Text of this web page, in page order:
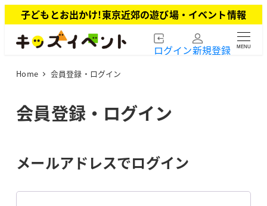
イ
子どもとお出かけ!東京近郊の遊び場・イベント情報
ログイン新規登録 MENU
Home 会員登録・ログイン
会員登録・ログイン
メールアドレスでログイン